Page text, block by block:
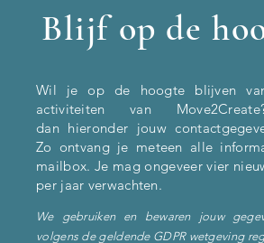
Blijf op de
Wil je op de hoogte blijven
activiteiten van
dan hieronder jouw
Zo ontvang je meteen alle
mailbox. Je mag ongeveer vier
per jaar verwachten.
We gebruiken en bewaren jouw
volgens de geldende GDPR wetgeving